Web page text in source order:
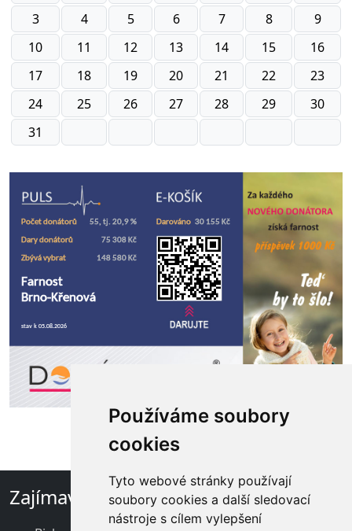
Používáme soubory
cookies
Tyto webové stránky používají
soubory cookies a další sledovací
nástroje s cílem vylepšení
3
4 5 6 7 8
9
10
11 12 13 14 15
16
17
18 19 20 21 22
23
24
25 26 27 28 29
30
31
Zajímavé odkazy